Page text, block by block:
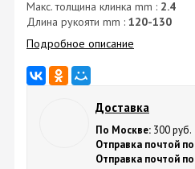
Макс. толщина клинка mm : 2.4
Длина рукояти mm : 120-130
Подробное описание
Доставка
По Москве: 300 руб.
Отправка почтой
Отправка почтой